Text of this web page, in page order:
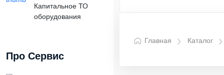
Капитальное ТО
оборудования
Про Сервис
Главная Каталог